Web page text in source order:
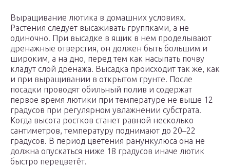
Выращивание лютика в домашних условиях.
Растения следует высаживать группками, а не
одиночно. При высадке в ящик в нем проделывают
дренажные отверстия, он должен быть большим и
широким, а на дно, перед тем как насыпать почву
кладут слой дренажа. Высадка происходит так же, как
и при выращивании в открытом грунте. После
посадки проводят обильный полив и содержат
первое время лютики при температуре не выше 12
градусов при регулярном увлажнении субстрата.
Когда высота ростков станет равной несколько
сантиметров, температуру поднимают до 20–22
градусов. В период цветения ранункулюса она не
должна опускаться ниже 18 градусов иначе лютик
быстро перецветёт.